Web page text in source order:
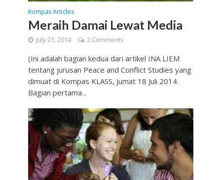
Kompas Articles
Meraih Damai Lewat Media
July 21, 2014 2 Comments
(Ini adalah bagian kedua dari artikel INA LIEM
tentang jurusan Peace and Conflict Studies yang
dimuat di Kompas KLASS, Jumat 18 Juli 2014.
Bagian pertama...